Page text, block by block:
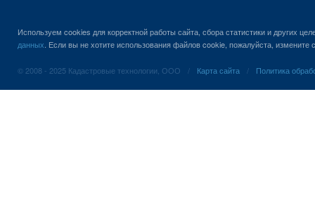
Используем cookies для корректной работы сайта, сбора статистики и других
данных . Если вы не хотите использования файлов cookie, пожалуйста,
© 2008 - 2025 Кадастровые технологии, ООО / Карта сайта / Политика